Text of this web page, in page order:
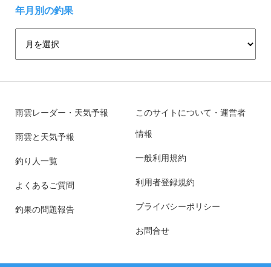
年月別の釣果
雨雲レーダー・天気予報
雨雲と天気予報
釣り人一覧
よくあるご質問
釣果の問題報告
このサイトについて・運営者
情報
一般利用規約
利用者登録規約
プライバシーポリシー
お問合せ